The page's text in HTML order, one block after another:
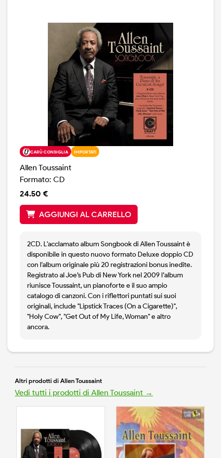
CARÙ CONSIGLIA IMPORTATI
Allen Toussaint
Formato: CD
24.50 €
AGGIUNGI AL CARRELLO
2CD. L'acclamato album Songbook di Allen Toussaint è
disponibile in questo nuovo formato Deluxe doppio CD
con l'album originale più 20 registrazioni bonus inedite.
Registrato al Joe’s Pub di New York nel 2009 l’album
riunisce Toussaint, un pianoforte e il suo ampio
catalogo di canzoni. Con i riflettori puntati sui suoi
originali, include "Lipstick Traces (On a Cigarette)",
"Holy Cow", "Get Out of My Life, Woman" e altro
ancora.
Altri prodotti di Allen Toussaint
Vedi tutti i prodotti di Allen Toussaint →